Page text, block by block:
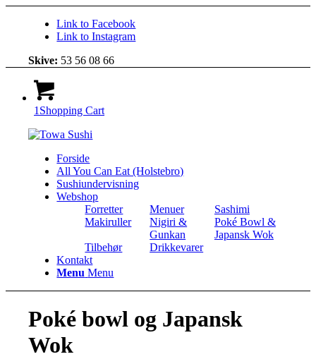
Link to Facebook
Link to Instagram
Skive: 53 56 08 66
1 Shopping Cart
Forside
All You Can Eat (Holstebro)
Sushiundervisning
Webshop
Forretter
Menuer
Sashimi
Makiruller
Nigiri &
Gunkan
Poké Bowl &
Japansk Wok
Tilbehør
Drikkevarer
Kontakt
Menu Menu
Poké bowl og Japansk
Wok